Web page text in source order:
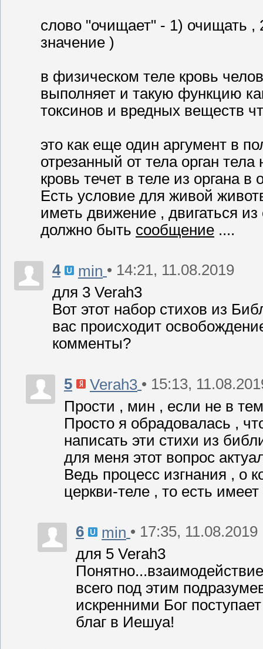
слово "очищает" - 1) очищать ,
значение )
в физическом теле кровь
выполняет и такую функцию
токсинов и вредных веществ
это как еще один аргумент в
отрезанный от тела орган
кровь течет в теле из органа в
Есть условие для живой
иметь движение , двигаться
должно быть сообщение ....
4 min • 14:21, 11.08.2019
для 3 Verah3
Вот этот набор стихов из
вас происходит
комменты?
5 Verah3 • 15:13,
Прости , мин , если не в
Просто я обрадовалась ,
написать эти стихи из
для меня этот вопрос
Ведь процесс изгнания , о
церкви-теле , то есть
6 min • 17:35, 11.08.2019
для 5 Verah3
всего под этим
искренними Бог
благ в Иешуа!